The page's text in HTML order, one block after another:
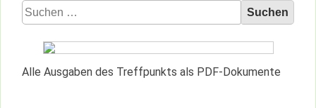
Suchen
nach:
Alle Ausgaben des Treffpunkts als PDF-Dokumente